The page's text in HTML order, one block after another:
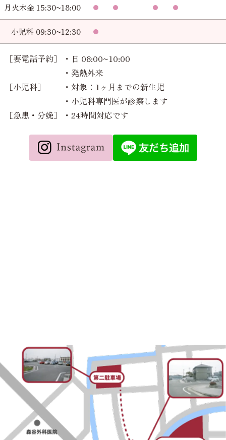
月火木金 15:30~18:00
小児科 09:30~12:30
［要電話予約］
・日 08:00~10:00
・発熱外来
［小児科］
・対象：1ヶ月までの新生児
・小児科専門医が診察します
［急患・分娩］
・24時間対応です